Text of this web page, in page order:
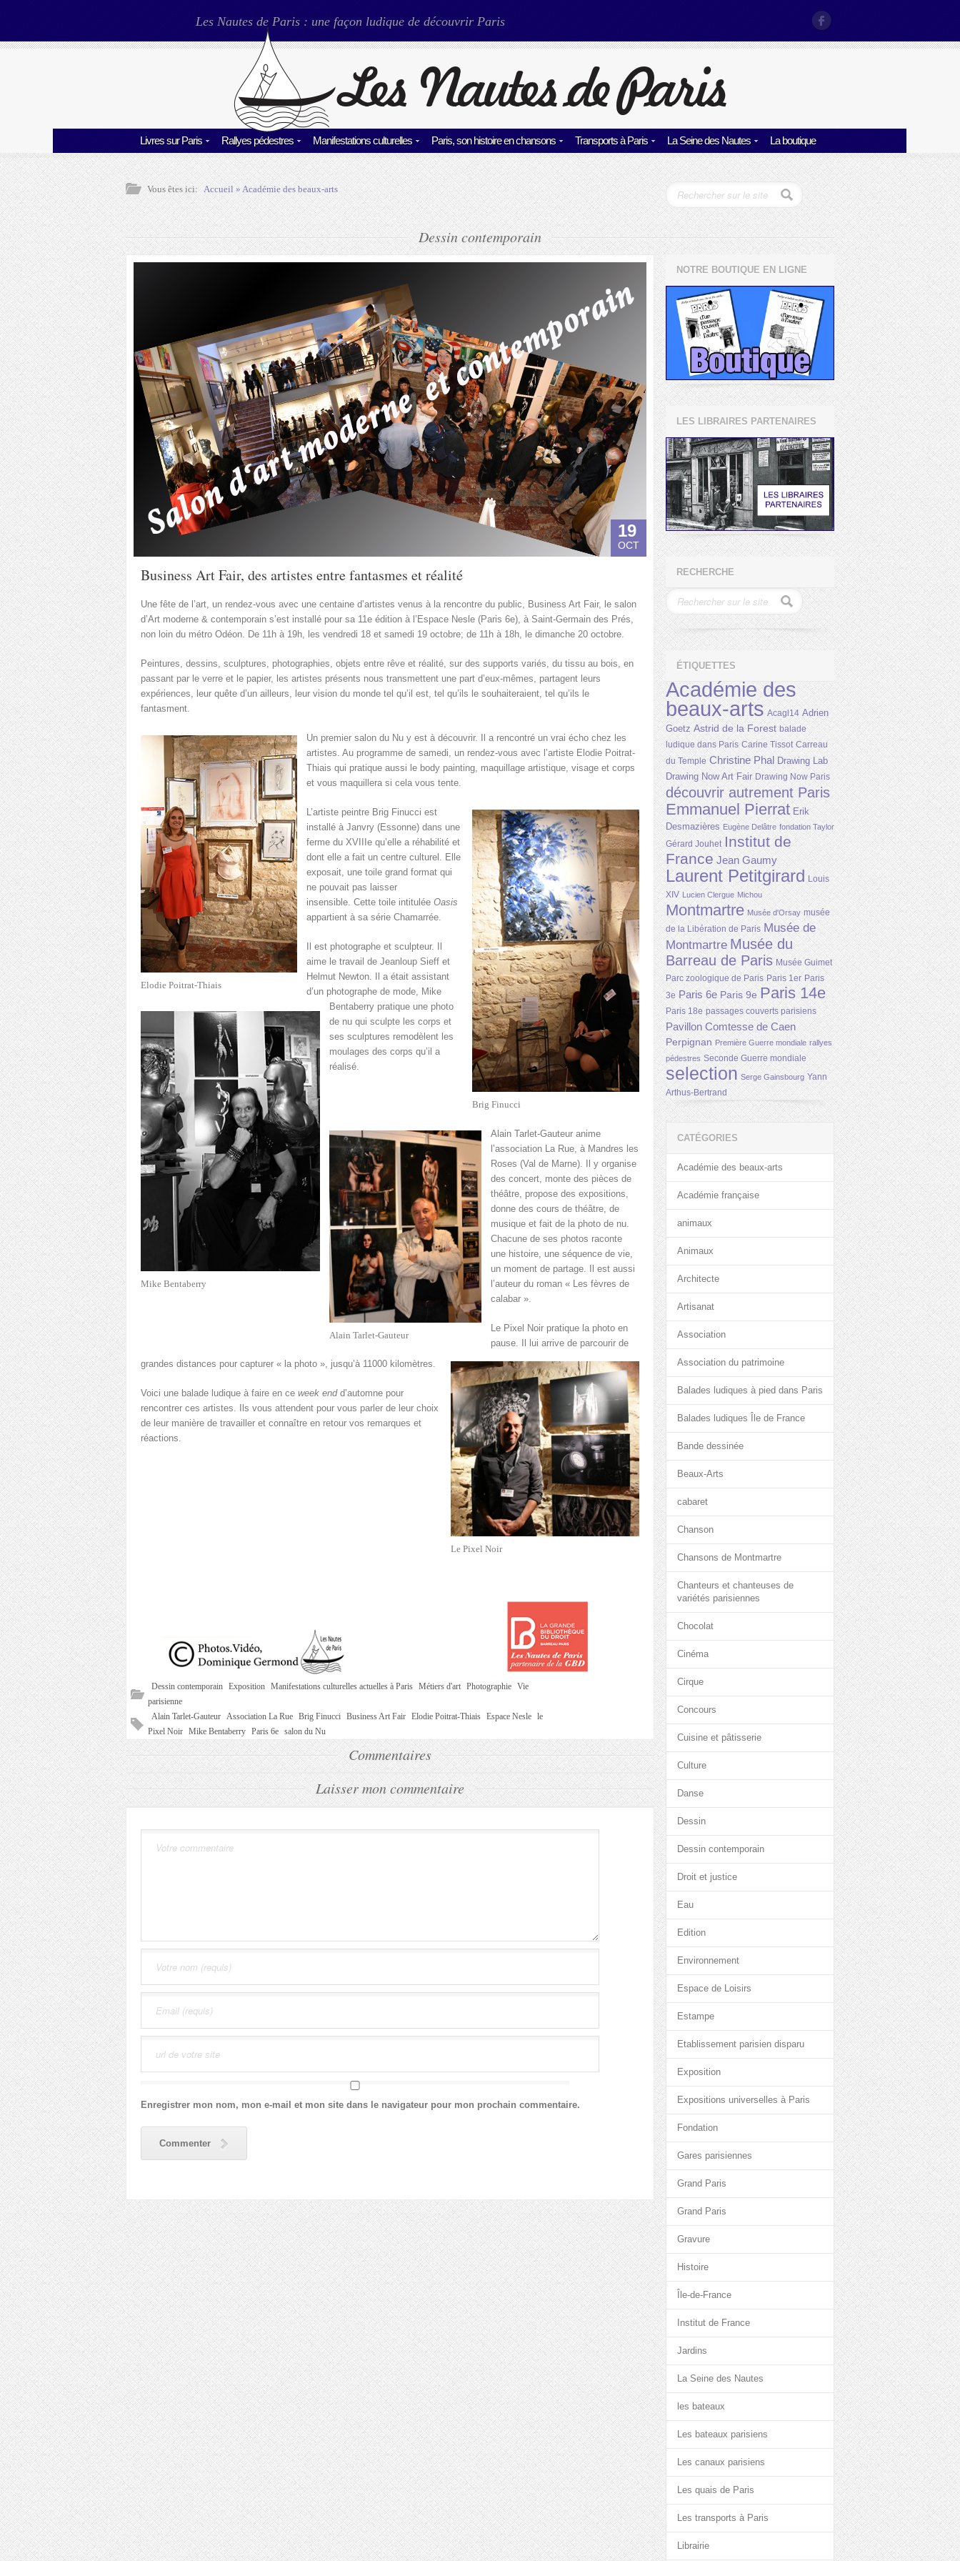
Les Nautes de Paris : une façon ludique de découvrir Paris
Livres sur Paris Rallyes pédestres Manifestations culturelles Paris, son histoire en chansons Transports à Paris La Seine des Nautes La boutique
Vous êtes ici: Accueil»Académie des beaux-arts
Dessin contemporain
19
OCT
Business Art Fair, des artistes entre fantasmes et réalité
Une fête de l’art, un rendez-vous avec une centaine d’artistes venus à la rencontre du public, Business Art Fair, le salon
d’Art moderne & contemporain s’est installé pour sa 11e édition à l’Espace Nesle (Paris 6e), à Saint-Germain des Prés,
non loin du métro Odéon. De 11h à 19h, les vendredi 18 et samedi 19 octobre; de 11h à 18h, le dimanche 20 octobre.
Peintures, dessins, sculptures, photographies, objets entre rêve et réalité, sur des supports variés, du tissu au bois, en
passant par le verre et le papier, les artistes présents nous transmettent une part d’eux-mêmes, partagent leurs
expériences, leur quête d’un ailleurs, leur vision du monde tel qu’il est, tel qu’ils le souhaiteraient, tel qu’ils le
fantasment.
Elodie Poitrat-Thiais
Un premier salon du Nu y est à découvrir. Il a rencontré un vrai écho chez les
artistes. Au programme de samedi, un rendez-vous avec l’artiste Elodie Poitrat-
Thiais qui pratique aussi le body painting, maquillage artistique, visage et corps
et vous maquillera si cela vous tente.
Brig Finucci
L’artiste peintre Brig Finucci est
installé à Janvry (Essonne) dans une
ferme du XVIIIe qu’elle a réhabilité et
dont elle a fait un centre culturel. Elle
exposait, une toile grand format qui
ne pouvait pas laisser
insensible. Cette toile intitulée Oasis
appartient à sa série Chamarrée.
Mike Bentaberry
Il est photographe et sculpteur. Il
aime le travail de Jeanloup Sieff et
Helmut Newton. Il a était assistant
d’un photographe de mode, Mike
Bentaberry pratique une photo
de nu qui sculpte les corps et
ses sculptures remodèlent les
moulages des corps qu’il a
réalisé.
Alain Tarlet-Gauteur
Alain Tarlet-Gauteur anime
l’association La Rue, à Mandres les
Roses (Val de Marne). Il y organise
des concert, monte des pièces de
théâtre, propose des expositions,
donne des cours de théâtre, de
musique et fait de la photo de nu.
Chacune de ses photos raconte
une histoire, une séquence de vie,
un moment de partage. Il est aussi
l’auteur du roman « Les fèvres de
calabar ».
Le Pixel Noir
Le Pixel Noir pratique la photo en
pause. Il lui arrive de parcourir de
grandes distances pour capturer « la photo », jusqu’à 11000 kilomètres.
Voici une balade ludique à faire en ce week end d’automne pour
rencontrer ces artistes. Ils vous attendent pour vous parler de leur choix
de leur manière de travailler et connaître en retour vos remarques et
réactions.
Dessin contemporain Exposition Manifestations culturelles actuelles à Paris Métiers d'art Photographie Vie
parisienne
Alain Tarlet-Gauteur Association La Rue Brig Finucci Business Art Fair Elodie Poitrat-Thiais Espace Nesle le
Pixel Noir Mike Bentaberry Paris 6e salon du Nu
Commentaires
Laisser mon commentaire
Enregistrer mon nom, mon e-mail et mon site dans le navigateur pour mon prochain commentaire.
Commenter
NOTRE BOUTIQUE EN LIGNE
LES LIBRAIRES PARTENAIRES
RECHERCHE
ÉTIQUETTES
Académie des
beaux-arts Acagl14 Adrien
Goetz Astrid de la Forest balade
ludique dans Paris Carine Tissot Carreau
du Temple Christine Phal Drawing Lab
Drawing Now Art Fair Drawing Now Paris
découvrir autrement Paris
Emmanuel Pierrat Erik
Desmazières Eugène Delâtre fondation Taylor
Gérard Jouhet Institut de
France Jean Gaumy
Laurent Petitgirard Louis
XIV Lucien Clergue Michou
Montmartre Musée d'Orsay musée
de la Libération de Paris Musée de
Montmartre Musée du
Barreau de Paris Musée Guimet
Parc zoologique de Paris Paris 1er Paris
3e Paris 6e Paris 9e Paris 14e
Paris 18e passages couverts parisiens
Pavillon Comtesse de Caen
Perpignan Première Guerre mondiale rallyes
pédestres Seconde Guerre mondiale
selection Serge Gainsbourg Yann
Arthus-Bertrand
CATÉGORIES
Académie des beaux-arts
Académie française
animaux
Animaux
Architecte
Artisanat
Association
Association du patrimoine
Balades ludiques à pied dans Paris
Balades ludiques Île de France
Bande dessinée
Beaux-Arts
cabaret
Chanson
Chansons de Montmartre
Chanteurs et chanteuses de
variétés parisiennes
Chocolat
Cinéma
Cirque
Concours
Cuisine et pâtisserie
Culture
Danse
Dessin
Dessin contemporain
Droit et justice
Eau
Edition
Environnement
Espace de Loisirs
Estampe
Etablissement parisien disparu
Exposition
Expositions universelles à Paris
Fondation
Gares parisiennes
Grand Paris
Grand Paris
Gravure
Histoire
Île-de-France
Institut de France
Jardins
La Seine des Nautes
les bateaux
Les bateaux parisiens
Les canaux parisiens
Les quais de Paris
Les transports à Paris
Librairie